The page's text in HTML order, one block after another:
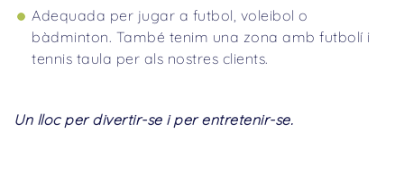
Adequada per jugar a futbol, voleibol o
bàdminton. També tenim una zona amb futbolí i
tennis taula per als nostres clients.
Un lloc per divertir-se i per entretenir-se.